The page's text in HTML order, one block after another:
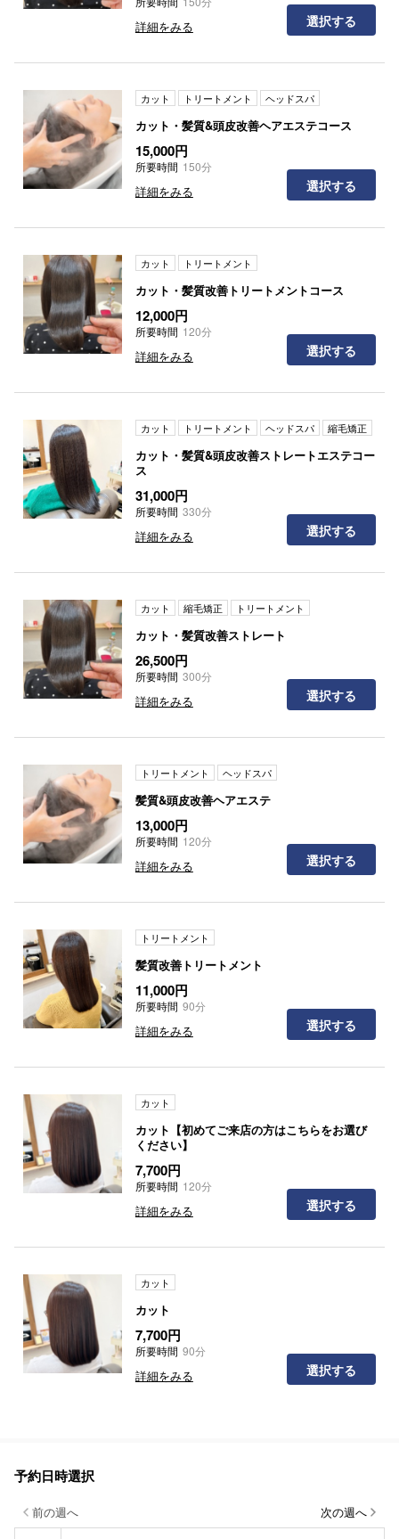
詳細をみる 選択する
カット トリートメント ヘッドスパ
カット・髪質&頭皮改善ヘアエステコース
15,000円
所要時間 150分
詳細をみる 選択する
カット トリートメント
カット・髪質改善トリートメントコース
12,000円
所要時間 120分
詳細をみる 選択する
カット トリートメント ヘッドスパ 縮毛矯正
カット・髪質&頭皮改善ストレートエステコー
ス
31,000円
所要時間 330分
詳細をみる 選択する
カット 縮毛矯正 トリートメント
カット・髪質改善ストレート
26,500円
所要時間 300分
詳細をみる 選択する
トリートメント ヘッドスパ
髪質&頭皮改善ヘアエステ
13,000円
所要時間 120分
詳細をみる 選択する
トリートメント
髪質改善トリートメント
11,000円
所要時間 90分
詳細をみる 選択する
カット
カット【初めてご来店の方はこちらをお選び
ください】
7,700円
所要時間 120分
詳細をみる 選択する
カット
カット
7,700円
所要時間 90分
詳細をみる 選択する
予約日時選択
前の週へ 次の週へ